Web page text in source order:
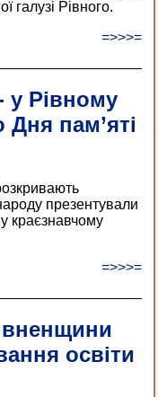
галузі Рівного.
=>>>=
у Рівному
Дня пам’яті
презентували
краєзнавчому
=>>>=
освіти